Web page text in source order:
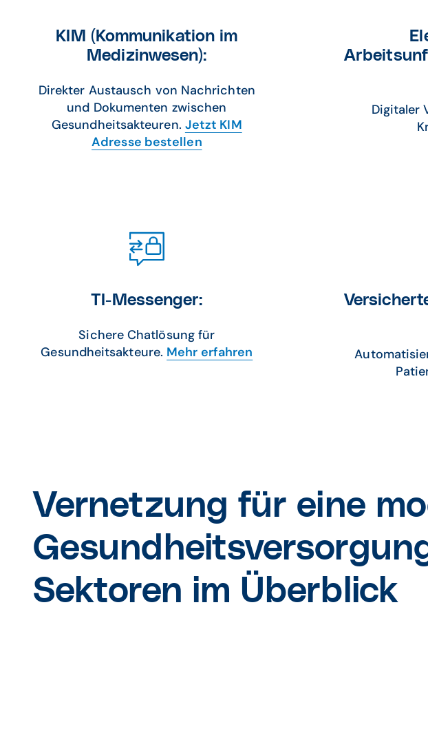
KIM (Kommunikation im
Medizinwesen):
Direkter Austausch von Nachrichten
und Dokumenten zwischen
Gesundheitsakteuren. Jetzt KIM
Adresse bestellen
Digitaler
TI-Messenger:
Sichere Chatlösung für
Gesundheitsakteure. Mehr erfahren
Vernetzung für eine
Sektoren im Überblick